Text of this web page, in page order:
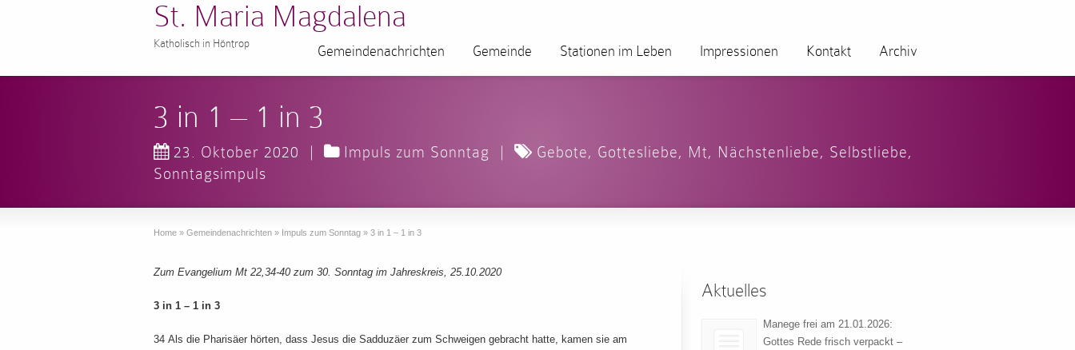
St. Maria Magdalena
Katholisch in Höntrop Gemeindenachrichten Gemeinde Stationen im Leben Impressionen Kontakt Archiv
3 in 1 – 1 in 3
23. Oktober 2020 | Impuls zum Sonntag | Gebote, Gottesliebe, Mt, Nächstenliebe, Selbstliebe,
Sonntagsimpuls
Home » Gemeindenachrichten » Impuls zum Sonntag » 3 in 1 – 1 in 3
Zum Evangelium Mt 22,34-40 zum 30. Sonntag im Jahreskreis, 25.10.2020
3 in 1 – 1 in 3
34 Als die Pharisäer hörten, dass Jesus die Sadduzäer zum Schweigen gebracht hatte, kamen sie am
Aktuelles
Manege frei am 21.01.2026:
Gottes Rede frisch verpackt –